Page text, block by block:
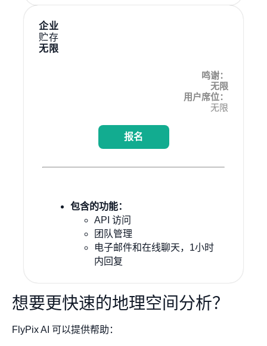
企业
贮存
无限
鸣谢：
无限
用户席位：
无限
报名
包含的功能：
API 访问
团队管理
电子邮件和在线聊天，1小时
内回复
想要更快速的地理空间分析？
FlyPix AI 可以提供帮助：